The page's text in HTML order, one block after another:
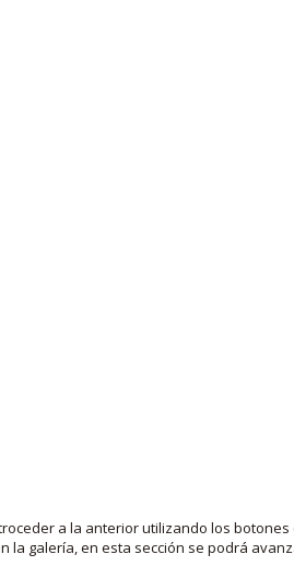
a la anterior utilizando los
la galería, en esta sección se podrá